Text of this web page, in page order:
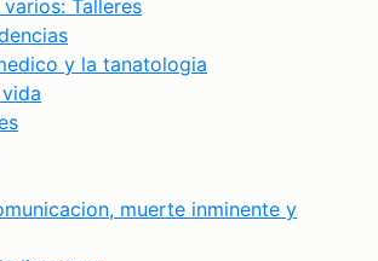
Talleres
y la tanatologia
muerte inminente y